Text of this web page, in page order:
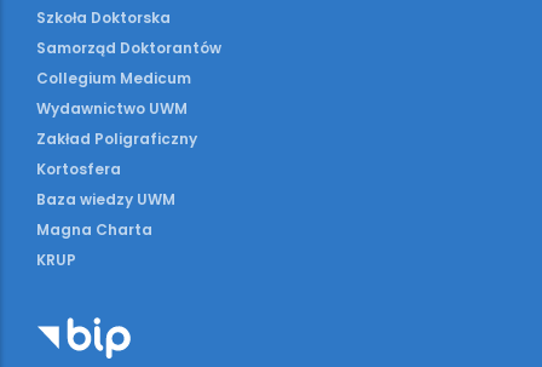
Szkoła Doktorska
Samorząd Doktorantów
Collegium Medicum
Wydawnictwo UWM
Zakład Poligraficzny
Kortosfera
Baza wiedzy UWM
Magna Charta
KRUP